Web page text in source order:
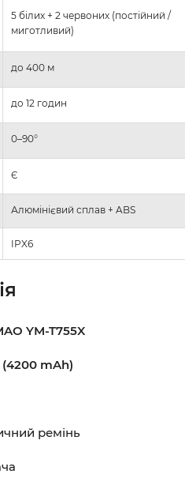
5 білих + 2 червоних (постійний /
миготливий)
до 400 м
до 12 годин
0–90°
Є
Алюмінієвий сплав + ABS
IPX6
YM-T755X
(4200 mAh)
ремінь